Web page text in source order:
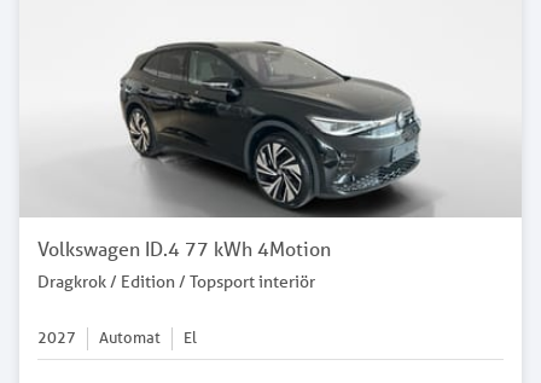
Volkswagen ID.4 77 kWh 4Motion
Dragkrok / Edition / Topsport interiör
2027 Automat El